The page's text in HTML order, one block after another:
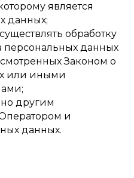
является
данных;
обработку
персональных данных
Законом о
или иными
другим
и
данных.